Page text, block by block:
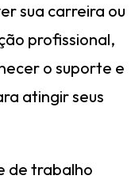
sua carreira ou
profissional,
o suporte e
atingir seus
de trabalho